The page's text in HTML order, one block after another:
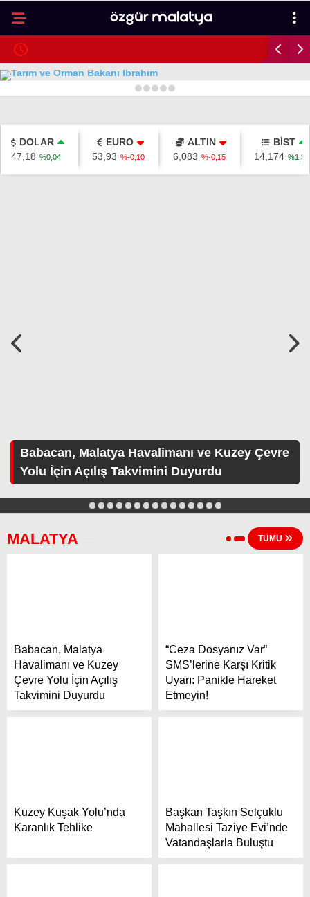
Youtube
Pinterest
26.9°
İLÇELER
HAVA DURUMU
DOLAR
47,18 %0,04
EURO
53,93 %-0,10
ALTIN
6,083 %-0,15
BİST
14,174 %1,38
Babacan, Malatya Havalimanı ve Kuzey Çevre
Yolu İçin Açılış Takvimini Duyurdu
1 2 3 4 5 6 7 8 9 10 11 12 13 14 15
MALATYA TÜMÜ
Babacan, Malatya
Havalimanı ve Kuzey
Çevre Yolu İçin Açılış
Takvimini Duyurdu
“Ceza Dosyanız Var”
SMS’lerine Karşı Kritik
Uyarı: Panikle Hareket
Etmeyin!
Kuzey Kuşak Yolu’nda
Karanlık Tehlike
Başkan Taşkın Selçuklu
Mahallesi Taziye Evi’nde
Vatandaşlarla Buluştu